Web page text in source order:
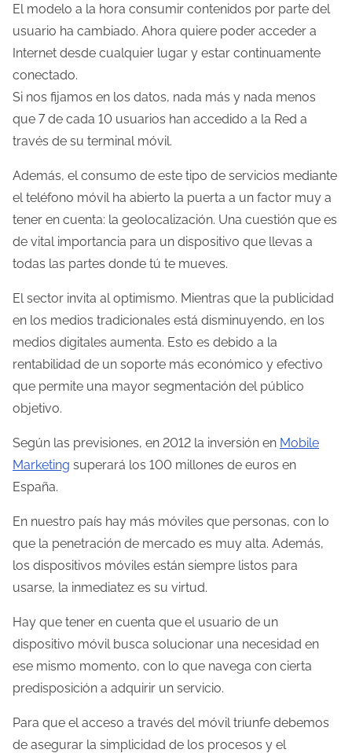
e
c
t
u
r
a
d
e
a
e
n
r
a
d
a
El modelo a la hora consumir contenidos por parte del
usuario ha cambiado. Ahora quiere poder acceder a
Internet desde cualquier lugar y estar continuamente
conectado.
Si nos fijamos en los datos, nada más y nada menos
que 7 de cada 10 usuarios han accedido a la Red a
través de su terminal móvil.
Además, el consumo de este tipo de servicios mediante
el teléfono móvil ha abierto la puerta a un factor muy a
tener en cuenta: la geolocalización. Una cuestión que es
de vital importancia para un dispositivo que llevas a
todas las partes donde tú te mueves.
El sector invita al optimismo. Mientras que la publicidad
en los medios tradicionales está disminuyendo, en los
medios digitales aumenta. Esto es debido a la
rentabilidad de un soporte más económico y efectivo
que permite una mayor segmentación del público
objetivo.
Según las previsiones, en 2012 la inversión en Mobile
Marketing superará los 100 millones de euros en
España.
En nuestro país hay más móviles que personas, con lo
que la penetración de mercado es muy alta. Además,
los dispositivos móviles están siempre listos para
usarse, la inmediatez es su virtud.
Hay que tener en cuenta que el usuario de un
dispositivo móvil busca solucionar una necesidad en
ese mismo momento, con lo que navega con cierta
predisposición a adquirir un servicio.
Para que el acceso a través del móvil triunfe debemos
de asegurar la simplicidad de los procesos y el